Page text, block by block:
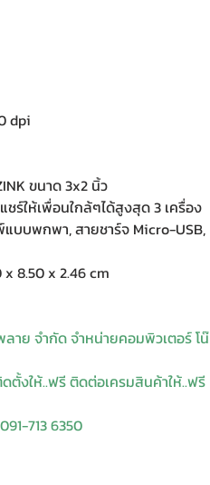
dpi
ขนาด 3x2 นิ้ว
ร์ให้เพื่อนใกล้ๆได้สูงสุด 3 เครื่อง
บพกพา, สายชาร์จ Micro-USB,
8.50 x 2.46 cm
าย จำกัด จำหน่ายคอมพิวเตอร์ โน๊
งให้..ฟรี ติดต่อเครมสินค้าให้..ฟรี
713 6350